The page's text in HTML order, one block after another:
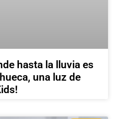
hasta la lluvia es
una luz de